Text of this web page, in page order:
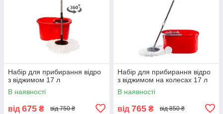
Набір для прибирання відро
з віджимом 17 л
В наявності
від 675 ₴ від 750 ₴
Набір для прибирання відро
з віджимом на колесах 17 л
В наявності
від 765 ₴ від 850 ₴